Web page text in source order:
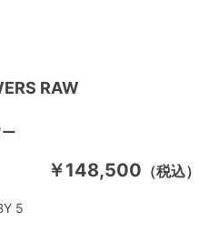
RAW
￥148,500 （税込）
5